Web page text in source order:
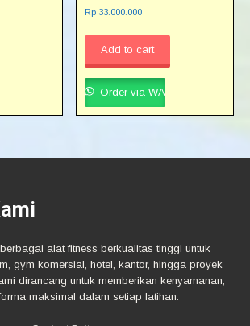
Rp 33.000.000
Add to cart
Order via WA
alat fitness berkualitas tinggi untuk
gym komersial, hotel, kantor, hingga proyek
dirancang untuk memberikan kenyamanan,
maksimal dalam setiap latihan.